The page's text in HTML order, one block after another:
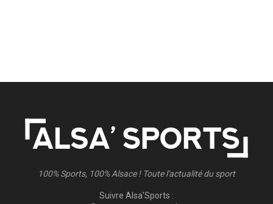
100% Sports, 100% Alsace ! Toute l'actualité du sport
Suivre Alsa'Sports :